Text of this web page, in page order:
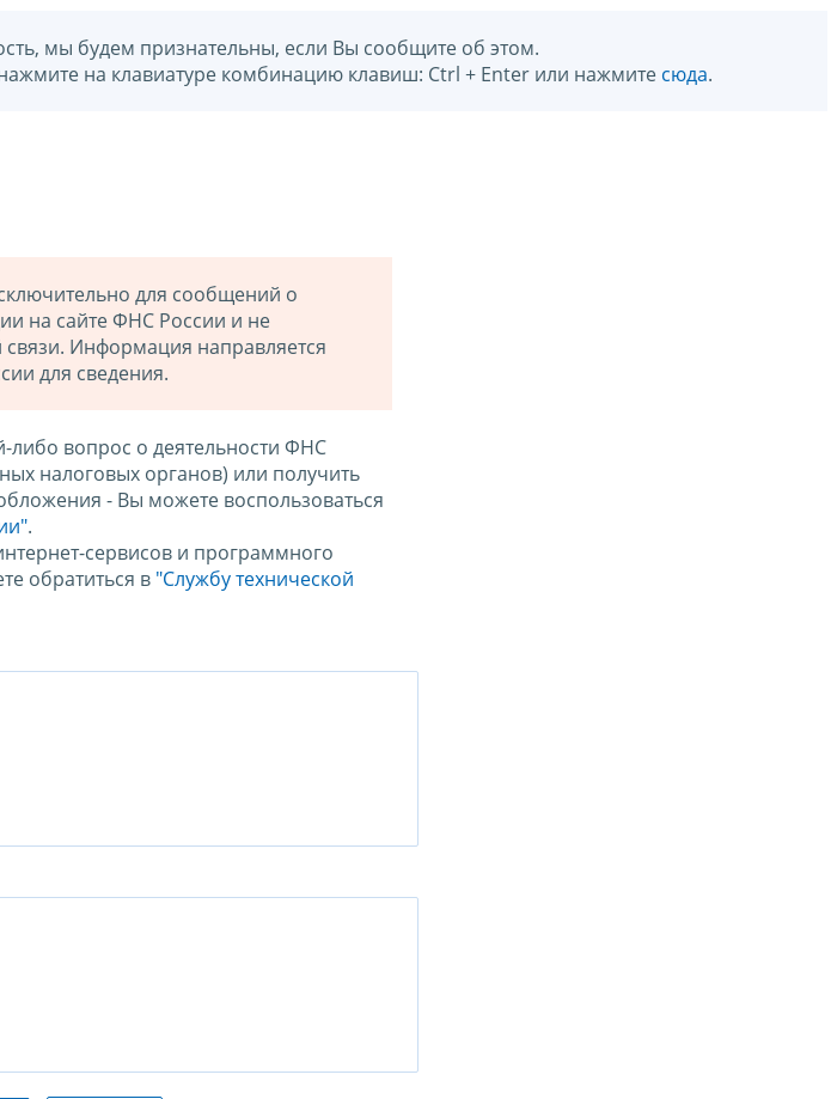
мы будем признательны, если Вы сообщите об этом.
на клавиатуре комбинацию клавиш: Ctrl + Enter или нажмите сюда.
для сообщений о
на сайте ФНС России и не
Информация направляется
для сведения.
либо вопрос о деятельности ФНС
налоговых органов) или получить
- Вы можете воспользоваться
.
сервисов и программного
обратиться в "Службу технической